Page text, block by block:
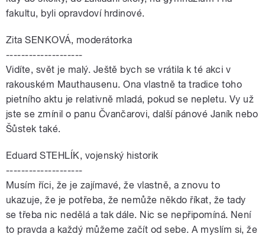
fakultu, byli opravdoví hrdinové.
Zita SENKOVÁ, moderátorka
--------------------
Vidíte, svět je malý. Ještě bych se vrátila k té akci v
rakouském Mauthausenu. Ona vlastně ta tradice toho
pietního aktu je relativně mladá, pokud se nepletu. Vy už
jste se zmínil o panu Čvančarovi, další pánové Janík nebo
Šůstek také.
Eduard STEHLÍK, vojenský historik
--------------------
Musím říci, že je zajímavé, že vlastně, a znovu to
ukazuje, že je potřeba, že nemůže někdo říkat, že tady
se třeba nic nedělá a tak dále. Nic se nepřipomíná. Není
to pravda a každý můžeme začít od sebe. A myslím si, že